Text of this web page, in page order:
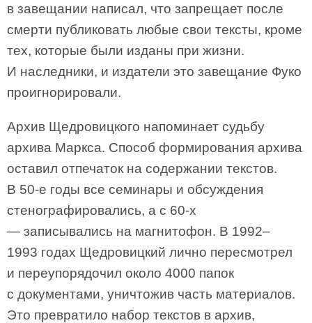
в завещании написал, что запрещает после
смерти публиковать любые свои тексты, кроме
тех, которые были изданы при жизни.
И наследники, и издатели это завещание Фуко
проигнорировали.
Архив Щедровицкого напоминает судьбу
архива Маркса. Способ формирования архива
оставил отпечаток на содержании текстов.
В 50-е годы все семинары и обсуждения
стенографировались, а с 60-х
— записывались на магнитофон. В 1992–
1993 годах Щедровицкий лично пересмотрел
и переупорядочил около 4000 папок
с документами, уничтожив часть материалов.
Это превратило набор текстов в архив,